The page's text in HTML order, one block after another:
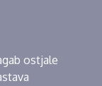
ostjale